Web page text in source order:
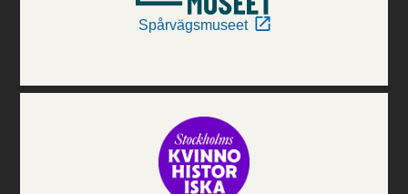
Spårvägsmuseet